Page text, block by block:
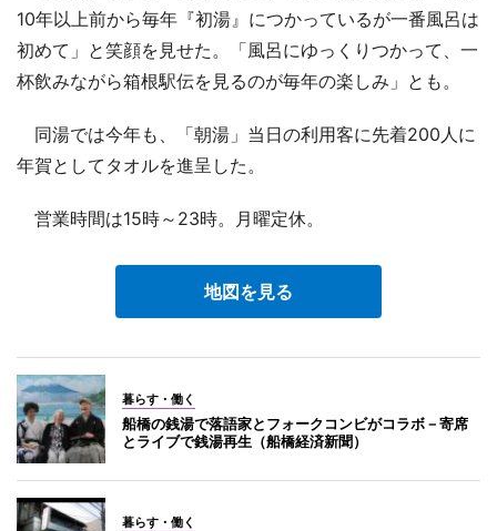
10年以上前から毎年『初湯』につかっているが一番風呂は
初めて」と笑顔を見せた。「風呂にゆっくりつかって、一
杯飲みながら箱根駅伝を見るのが毎年の楽しみ」とも。
同湯では今年も、「朝湯」当日の利用客に先着200人に
年賀としてタオルを進呈した。
営業時間は15時～23時。月曜定休。
地図を見る
暮らす・働く
船橋の銭湯で落語家とフォークコンビがコラボ－寄席
とライブで銭湯再生（船橋経済新聞）
暮らす・働く